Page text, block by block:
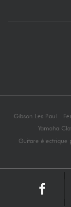
Gibson Les Paul
Yamaha
Guitare électrique